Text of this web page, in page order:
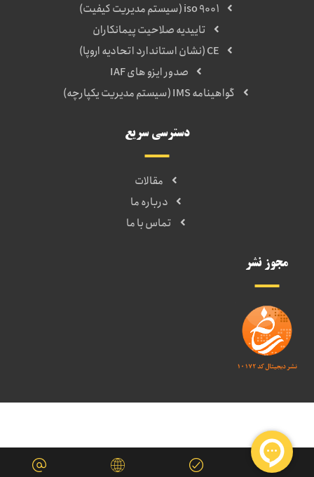
iso 9001 (سیستم مدیریت کیفیت)
تاییدیه صلاحیت پیمانکاران
CE (نشان استاندارد اتحادیه اروپا)
صدور ایزو های IAF
گواهینامه IMS (سیستم مدیریت یکپارچه)
دسترسی سریع
مقالات
درباره ما
تماس با ما
مجوز نشر